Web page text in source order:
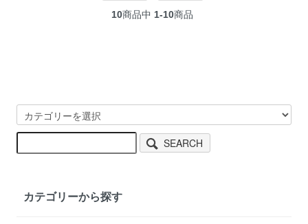
10商品中 1-10商品
SEARCH
カテゴリーから探す